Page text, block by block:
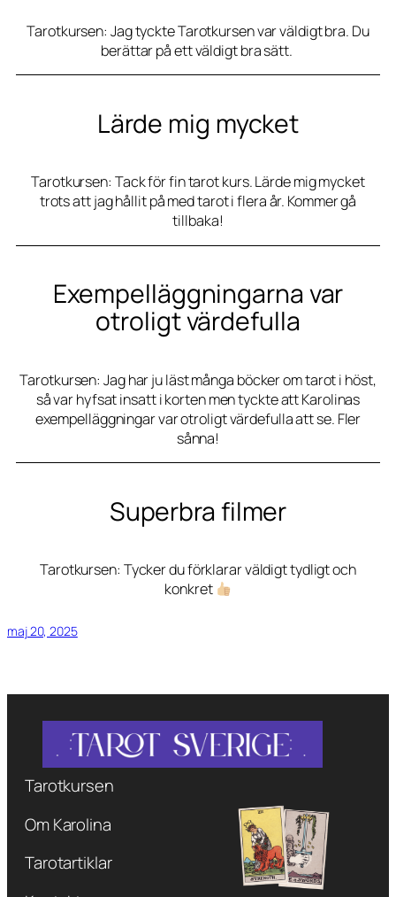
Tarotkursen: Jag tyckte Tarotkursen var väldigt bra. Du
berättar på ett väldigt bra sätt.
Lärde mig mycket
Tarotkursen: Tack för fin tarot kurs. Lärde mig mycket
trots att jag hållit på med tarot i flera år. Kommer gå
tillbaka!
Exempelläggningarna var
otroligt värdefulla
Tarotkursen: Jag har ju läst många böcker om tarot i höst,
så var hyfsat insatt i korten men tyckte att Karolinas
exempelläggningar var otroligt värdefulla att se. Fler
sånna!
Superbra filmer
Tarotkursen: Tycker du förklarar väldigt tydligt och
konkret
maj 20, 2025
Tarotkursen
Om Karolina
Tarotartiklar